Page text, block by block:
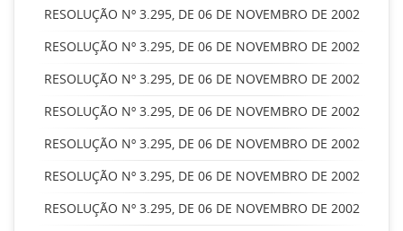
RESOLUÇÃO Nº 3.295, DE 06 DE NOVEMBRO DE 2002
RESOLUÇÃO Nº 3.295, DE 06 DE NOVEMBRO DE 2002
RESOLUÇÃO Nº 3.295, DE 06 DE NOVEMBRO DE 2002
RESOLUÇÃO Nº 3.295, DE 06 DE NOVEMBRO DE 2002
RESOLUÇÃO Nº 3.295, DE 06 DE NOVEMBRO DE 2002
RESOLUÇÃO Nº 3.295, DE 06 DE NOVEMBRO DE 2002
RESOLUÇÃO Nº 3.295, DE 06 DE NOVEMBRO DE 2002